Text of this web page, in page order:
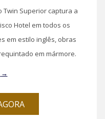
Twin Superior captura a
Hotel em todos os
em estilo inglês, obras
em mármore.